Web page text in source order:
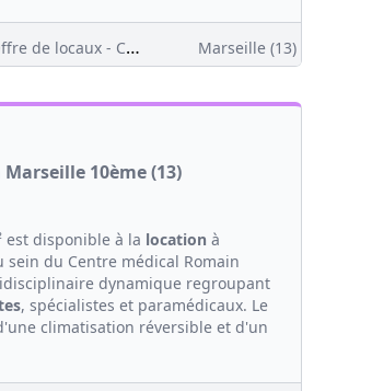
Offre de locaux - Clientèle Marseille (13)
10ème (13)
est disponible à la location à
sein du Centre médical Romain
dynamique regroupant
, spécialistes et paramédicaux. Le
climatisation réversible et d'un